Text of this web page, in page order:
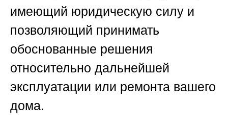
имеющий юридическую силу и
позволяющий принимать
обоснованные решения
относительно дальнейшей
эксплуатации или ремонта вашего
дома.